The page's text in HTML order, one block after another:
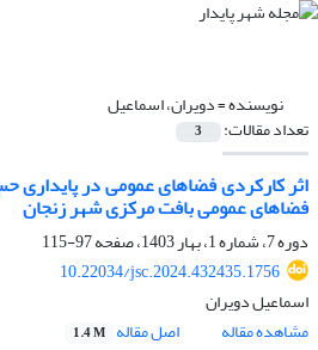
نویسنده =دویران، اسماعیل
تعداد مقالات: 3
اثر کارکردی فضاهای عمومی در پایداری
فضاهای عمومی بافت مرکزی شهر زنجان
دوره 7، شماره 1، بهار 1403، صفحه
97-115
10.22034/jsc.2024.432435.1756
اسماعیل دویران
مشاهده مقاله
اصل مقاله 1.4 M